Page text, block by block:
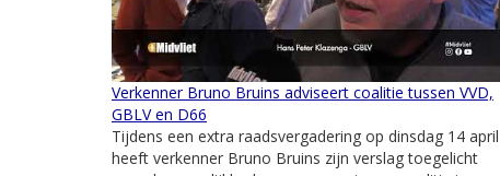
Verkenner Bruno Bruins adviseert coalitie tussen VVD,
GBLV en D66
Tijdens een extra raadsvergadering op dinsdag 14 april
heeft verkenner Bruno Bruins zijn verslag toegelicht